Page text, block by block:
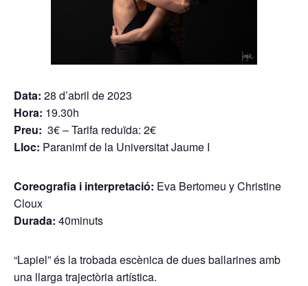
Data: 28 d’abril de 2023
Hora: 19.30h
Preu: 3€ ‒ Tarifa reduïda: 2€
Lloc: Paranimf de la Universitat Jaume I
Coreografia i interpretació: Eva Bertomeu y Christine
Cloux
Durada: 40minuts
“Lapiel” és la trobada escènica de dues ballarines amb
una llarga trajectòria artística.